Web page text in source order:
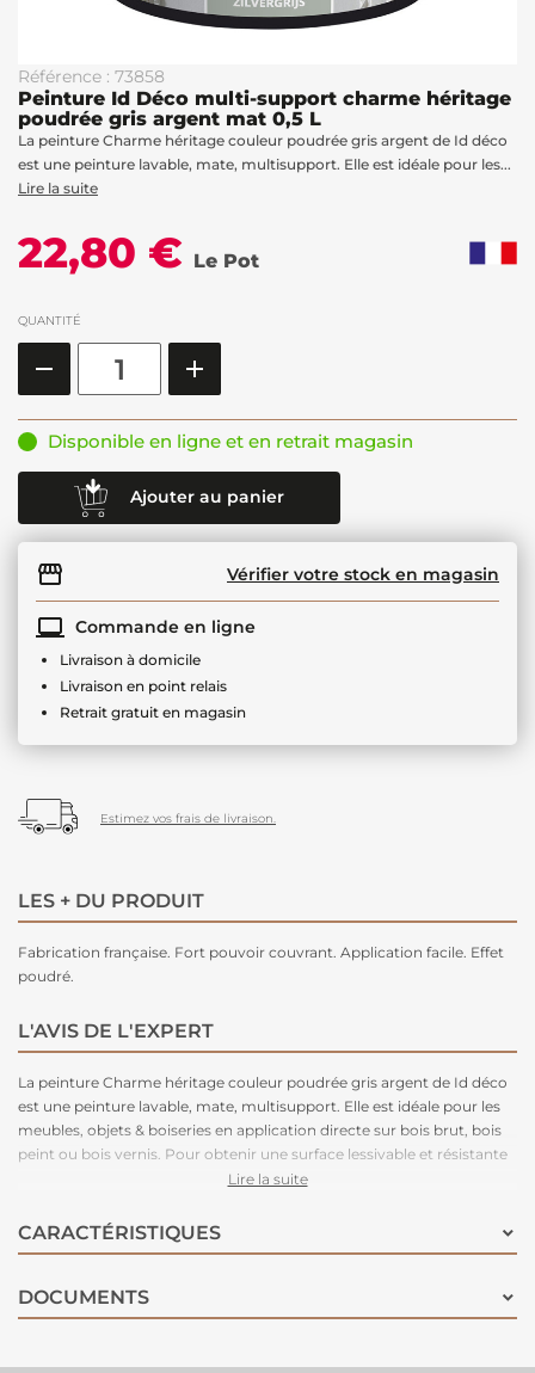
Référence : 73858
Peinture Id Déco multi-support charme héritage
poudrée gris argent mat 0,5 L
La peinture Charme héritage couleur poudrée gris argent de Id déco
est une peinture lavable, mate, multisupport. Elle est idéale pour les...
Lire la suite
22,80 € Le Pot
QUANTITÉ
Disponible en ligne et en retrait magasin
Ajouter au panier
Vérifier votre stock en magasin
Commande en ligne
Livraison à domicile
Livraison en point relais
Retrait gratuit en magasin
Estimez vos frais de livraison.
LES + DU PRODUIT
Fabrication française. Fort pouvoir couvrant. Application facile. Effet
poudré.
L'AVIS DE L'EXPERT
La peinture Charme héritage couleur poudrée gris argent de Id déco
est une peinture lavable, mate, multisupport. Elle est idéale pour les
meubles, objets & boiseries en application directe sur bois brut, bois
peint ou bois vernis. Pour obtenir une surface lessivable et résistante
aux taches, appliquez le protecteur extra mat ou le protecteur haute
patine blanche.
Lire la suite
CARACTÉRISTIQUES
DOCUMENTS